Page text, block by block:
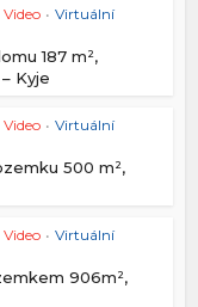
Video • Virtuální
187 m²,
Kyje
Video • Virtuální
500 m²,
Video • Virtuální
906m²,